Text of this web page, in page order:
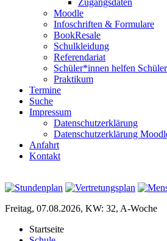
Zugangsdaten
Moodle
Infoschriften & Formulare
BookResale
Schulkleidung
Referendariat
Schüler*innen helfen
Praktikum
Termine
Suche
Impressum
Datenschutzerklärung
Datenschutzerklärung
Anfahrt
Kontakt
Freitag, 07.08.2026, KW: 32, A-Woche
Startseite